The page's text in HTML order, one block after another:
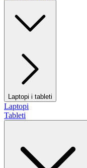
Laptopi i tableti
Laptopi
Tableti